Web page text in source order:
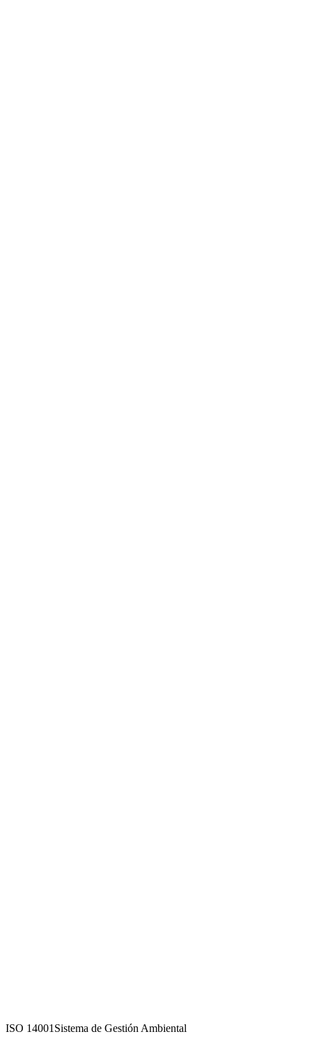
ISO 14001 Sistema de Gestión Ambiental